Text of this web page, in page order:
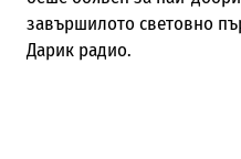
завършилото световно
Дарик радио.